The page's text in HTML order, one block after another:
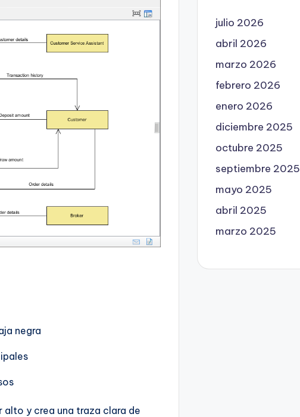
negra
alto y crea una traza clara de
julio 2026
abril 2026
marzo 2026
febrero 2026
enero 2026
diciembre 2025
octubre 2025
septiembre 2025
mayo 2025
abril 2025
marzo 2025